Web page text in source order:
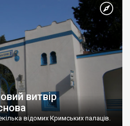
витвір
відомих Кримських палаців.